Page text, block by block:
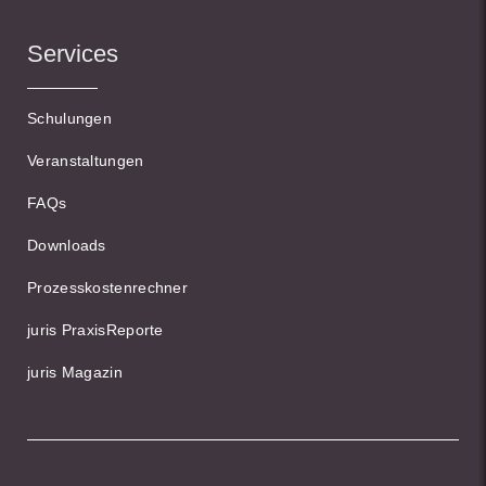
Services
Schulungen
Veranstaltungen
FAQs
Downloads
Prozesskostenrechner
juris PraxisReporte
juris Magazin